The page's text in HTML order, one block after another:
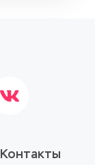
Контакты